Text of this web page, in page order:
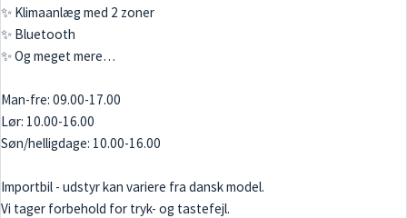
✨ Klimaanlæg med 2 zoner
✨ Bluetooth
✨ Og meget mere…
Man-fre: 09.00-17.00
Lør: 10.00-16.00
Søn/helligdage: 10.00-16.00
Importbil - udstyr kan variere fra dansk model.
Vi tager forbehold for tryk- og tastefejl.